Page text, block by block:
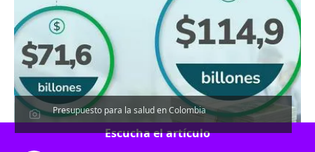
Presupuesto para la salud en Colombia
Escucha el artículo